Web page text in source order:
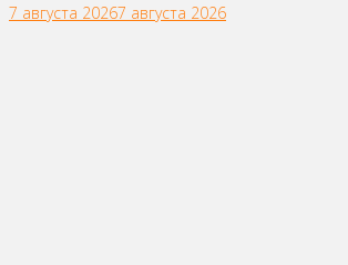
7 августа 20267 августа 2026